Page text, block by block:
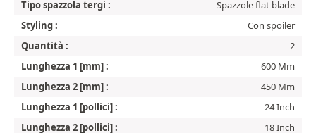
Tipo spazzola tergi :
Spazzole flat blade
Styling :
Con spoiler
Quantità :
2
Lunghezza 1 [mm] :
600 Mm
Lunghezza 2 [mm] :
450 Mm
Lunghezza 1 [pollici] :
24 Inch
Lunghezza 2 [pollici] :
18 Inch